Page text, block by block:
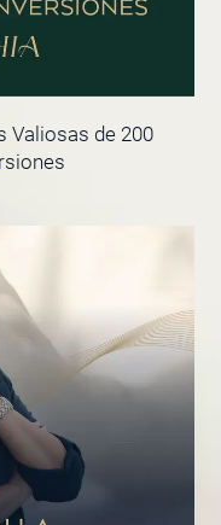
Valiosas de 200